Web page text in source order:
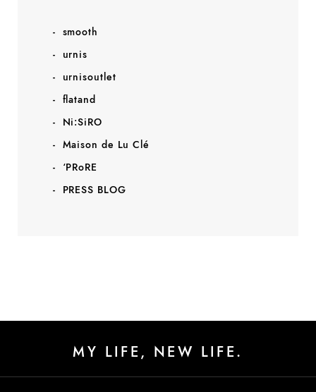
smooth
urnis
urnisoutlet
flatand
Ni:SiRO
Maison de Lu Clé
‘PRoRE
PRESS BLOG
MY LIFE, NEW LIFE.